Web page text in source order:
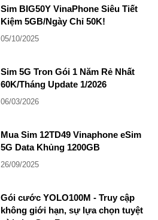
Sim BIG50Y VinaPhone Siêu Tiết
Kiệm 5GB/Ngày Chỉ 50K!
05/10/2025
Sim 5G Tron Gói 1 Năm Rẻ Nhất
60K/Tháng Update 1/2026
06/03/2026
Mua Sim 12TD49 Vinaphone eSim
5G Data Khủng 1200GB
26/09/2025
Gói cước YOLO100M - Truy cập
không giới hạn, sự lựa chọn tuyệt